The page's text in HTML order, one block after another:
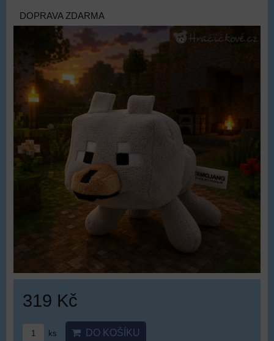
DOPRAVA ZDARMA
319 Kč
ks DO KOŠÍKU